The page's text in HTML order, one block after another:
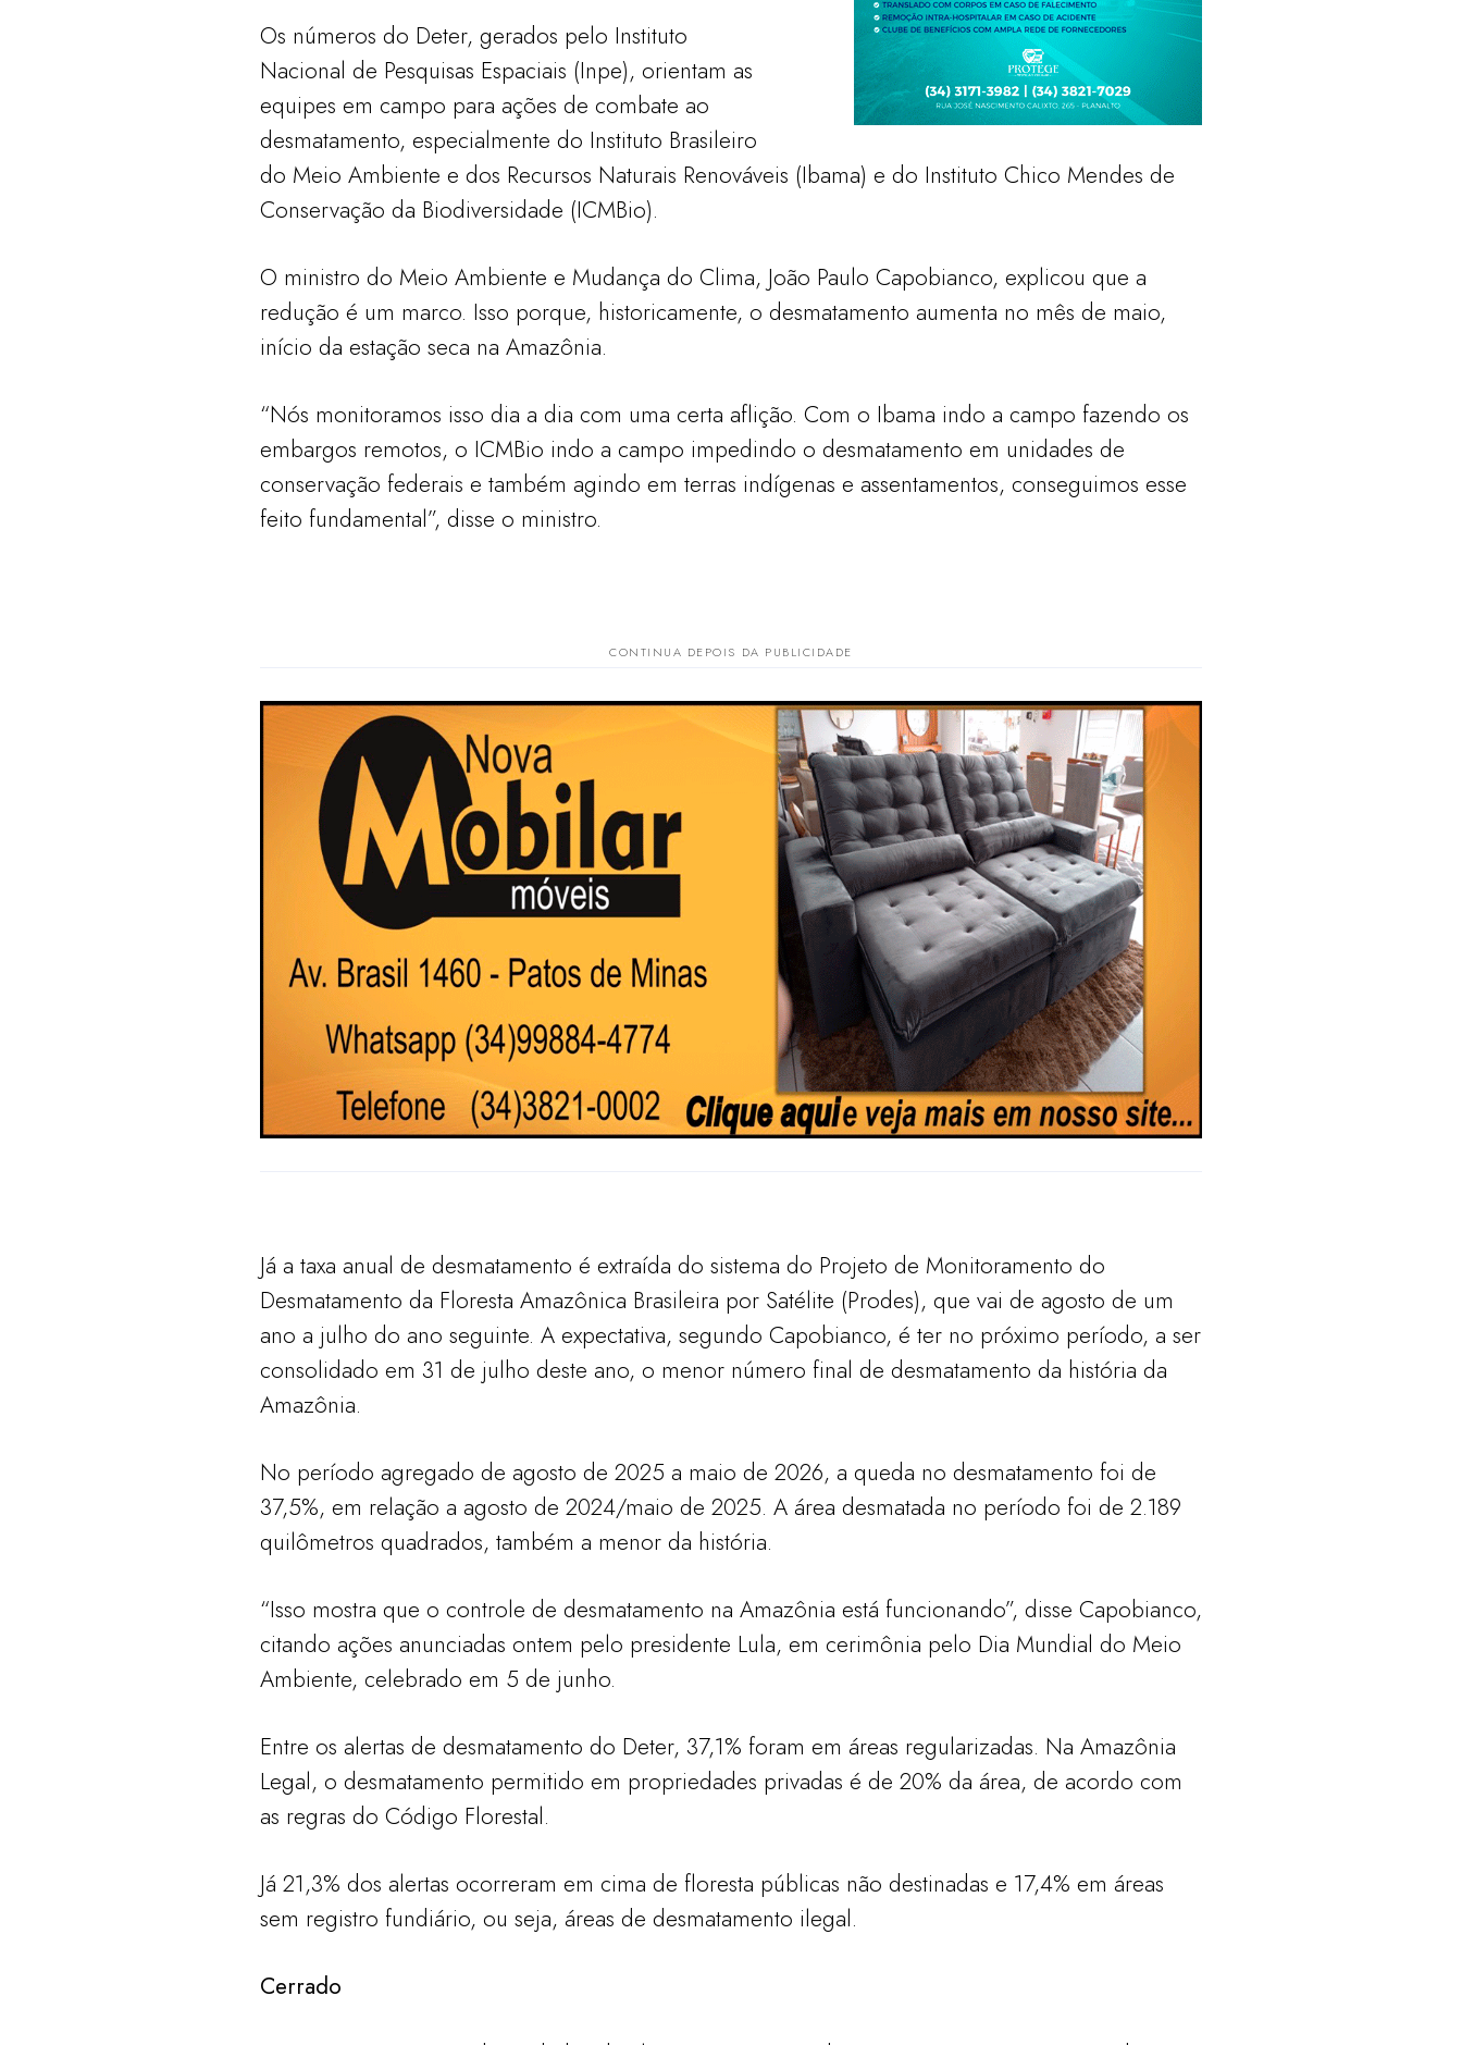
Os números do Deter, gerados pelo Instituto
Nacional de Pesquisas Espaciais (Inpe), orientam as
equipes em campo para ações de combate ao
desmatamento, especialmente do Instituto Brasileiro
do Meio Ambiente e dos Recursos Naturais Renováveis (Ibama) e do Instituto Chico Mendes de
Conservação da Biodiversidade (ICMBio).
O ministro do Meio Ambiente e Mudança do Clima, João Paulo Capobianco, explicou que a
redução é um marco. Isso porque, historicamente, o desmatamento aumenta no mês de maio,
início da estação seca na Amazônia.
“Nós monitoramos isso dia a dia com uma certa aflição. Com o Ibama indo a campo fazendo os
embargos remotos, o ICMBio indo a campo impedindo o desmatamento em unidades de
conservação federais e também agindo em terras indígenas e assentamentos, conseguimos esse
feito fundamental”, disse o ministro.
Já a taxa anual de desmatamento é extraída do sistema do Projeto de Monitoramento do
Desmatamento da Floresta Amazônica Brasileira por Satélite (Prodes), que vai de agosto de um
ano a julho do ano seguinte. A expectativa, segundo Capobianco, é ter no próximo período, a ser
consolidado em 31 de julho deste ano, o menor número final de desmatamento da história da
Amazônia.
No período agregado de agosto de 2025 a maio de 2026, a queda no desmatamento foi de
37,5%, em relação a agosto de 2024/maio de 2025. A área desmatada no período foi de 2.189
quilômetros quadrados, também a menor da história.
“Isso mostra que o controle de desmatamento na Amazônia está funcionando”, disse Capobianco,
citando ações anunciadas ontem pelo presidente Lula, em cerimônia pelo Dia Mundial do Meio
Ambiente, celebrado em 5 de junho.
Entre os alertas de desmatamento do Deter, 37,1% foram em áreas regularizadas. Na Amazônia
Legal, o desmatamento permitido em propriedades privadas é de 20% da área, de acordo com
as regras do Código Florestal.
Já 21,3% dos alertas ocorreram em cima de floresta públicas não destinadas e 17,4% em áreas
sem registro fundiário, ou seja, áreas de desmatamento ilegal.
Cerrado